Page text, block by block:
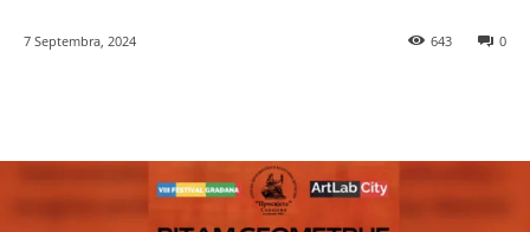
7 Septembra, 2024 0
643